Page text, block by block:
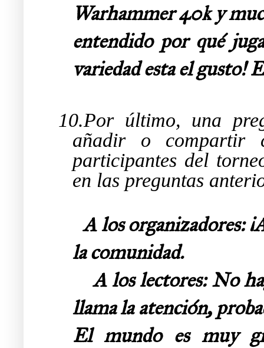
Warhammer 40k y
entendido por qué
variedad esta el gusto!
10.Por último, una
añadir o compartir
participantes del
en las preguntas
A los organizadores:
la comunidad.
A los lectores: No
llama la atención,
El mundo es muy